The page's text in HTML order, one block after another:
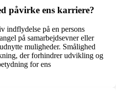
påvirke ens karriere?
indflydelse på en persons
på samarbejdsevner eller
muligheder. Smålighed
der forhindrer udvikling og
for ens